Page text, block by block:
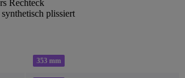
Rechteck
plissiert
353 mm